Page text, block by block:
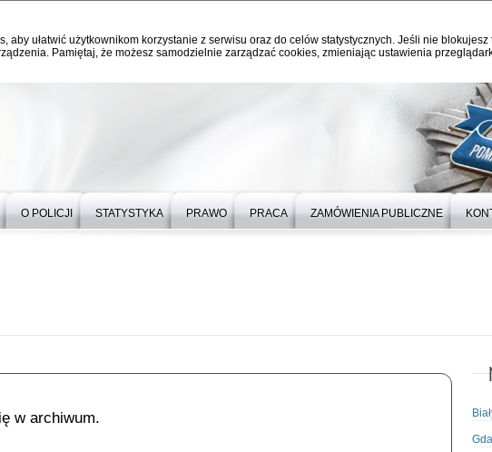
aby ułatwić użytkownikom korzystanie z serwisu oraz do celów statystycznych. Jeśli nie
Pamiętaj, że możesz samodzielnie zarządzać cookies, zmieniając ustawienia
O POLICJI STATYSTYKA PRAWO PRACA ZAMÓWIENIA PUBLICZNE
w archiwum.